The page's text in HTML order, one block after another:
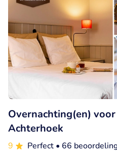
Overnachting(en)
Achterhoek
9 Perfect • 66